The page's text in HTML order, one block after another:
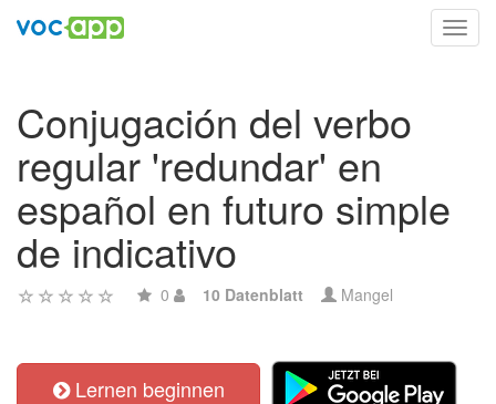
Conjugación del verbo
regular 'redundar' en
español en futuro simple
de indicativo
0 10 Datenblatt Mangel
Lernen beginnen